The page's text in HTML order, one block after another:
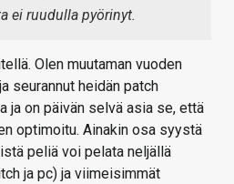
ei ruudulla pyörinyt.
Olen muutaman vuoden
seurannut heidän patch
ja on päivän selvä asia se, että
optimoitu. Ainakin osa syystä
peliä voi pelata neljällä
ja pc) ja viimeisimmät